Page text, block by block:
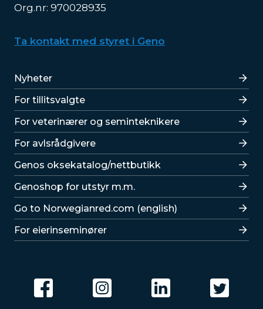
Org.nr: 970028935
Ta kontakt med styret i Geno
Lenker
Nyheter
For tillitsvalgte
For veterinærer og seminteknikere
For avlsrådgivere
Lenker
Genos oksekatalog/nettbutikk
Genoshop for utstyr m.m.
Go to Norwegianred.com (english)
For eierinseminører